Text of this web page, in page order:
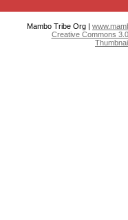
Mambo Tribe Org |
Creative Commons